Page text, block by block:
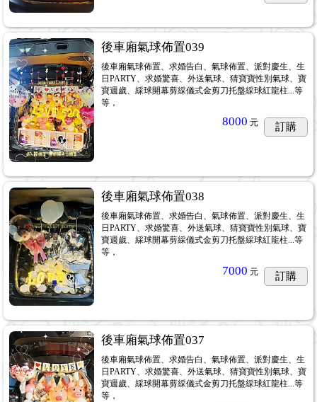
後車廂氣球佈置039
後車廂氣球佈置、求婚告白、氣球佈置、派對慶生、生
日PARTY、求婚驚喜、外送氣球、猜寶寶性別氣球、寶
寶週歲、綵球開幕剪綵儀式金剪刀托盤綵球紅龍柱...等
等，
8000 元 訂購
後車廂氣球佈置038
後車廂氣球佈置、求婚告白、氣球佈置、派對慶生、生
日PARTY、求婚驚喜、外送氣球、猜寶寶性別氣球、寶
寶週歲、綵球開幕剪綵儀式金剪刀托盤綵球紅龍柱...等
等，
7000 元 訂購
後車廂氣球佈置037
後車廂氣球佈置、求婚告白、氣球佈置、派對慶生、生
日PARTY、求婚驚喜、外送氣球、猜寶寶性別氣球、寶
寶週歲、綵球開幕剪綵儀式金剪刀托盤綵球紅龍柱...等
等，